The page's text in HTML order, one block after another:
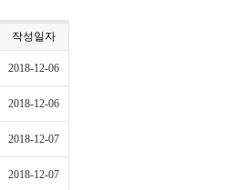
작성일자
2018-12-06
2018-12-06
2018-12-07
2018-12-07